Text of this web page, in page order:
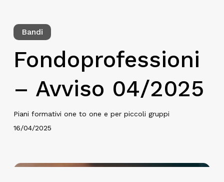
Bandi
Fondoprofessioni
– Avviso 04/2025
Piani formativi one to one e per piccoli gruppi
16/04/2025